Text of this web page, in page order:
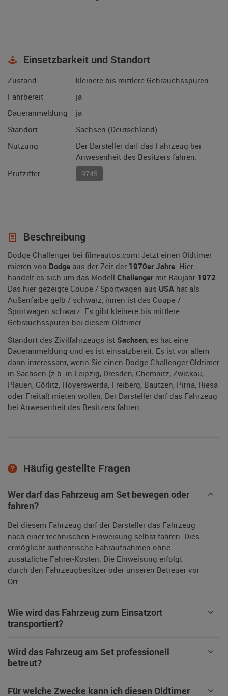
Einsetzbarkeit und Standort
Zustand
kleinere bis mittlere Gebrauchsspuren
Fahrbereit
ja
Daueranmeldung
ja
Standort
Sachsen (Deutschland)
Nutzung
Der Darsteller darf das Fahrzeug bei
Anwesenheit des Besitzers fahren.
Prüfziffer
9745
Beschreibung
Dodge Challenger bei film-autos.com: Jetzt einen Oldtimer
mieten von Dodge aus der Zeit der 1970er Jahre. Hier
handelt es sich um das Modell Challenger mit Baujahr 1972.
Das hier gezeigte Coupe / Sportwagen aus USA hat als
Außenfarbe gelb / schwarz, innen ist das Coupe /
Sportwagen schwarz. Es gibt kleinere bis mittlere
Gebrauchsspuren bei diesem Oldtimer.
Standort des Zivilfahrzeugs ist Sachsen, es hat eine
Daueranmeldung und es ist einsatzbereit. Es ist vor allem
dann interessant, wenn Sie einen Dodge Challenger Oldtimer
in Sachsen (z.b. in Leipzig, Dresden, Chemnitz, Zwickau,
Plauen, Görlitz, Hoyerswerda, Freiberg, Bautzen, Pirna, Riesa
oder Freital) mieten wollen. Der Darsteller darf das Fahrzeug
bei Anwesenheit des Besitzers fahren.
Häufig gestellte Fragen
Wer darf das Fahrzeug am Set bewegen oder
fahren?
Bei diesem Fahrzeug darf der Darsteller das Fahrzeug
nach einer technischen Einweisung selbst fahren. Dies
ermöglicht authentische Fahraufnahmen ohne
zusätzliche Fahrer-Kosten. Die Einweisung erfolgt
durch den Fahrzeugbesitzer oder unseren Betreuer vor
Ort.
Wie wird das Fahrzeug zum Einsatzort
transportiert?
Wird das Fahrzeug am Set professionell
betreut?
Für welche Zwecke kann ich diesen Oldtimer